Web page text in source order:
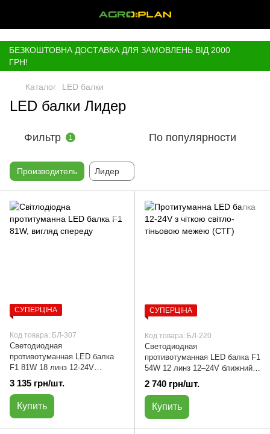
БЕЗКОШТОВНА ДОСТАВКА ДЛЯ ЗАМОВЛЕНЬ ВІД 2000
ГРН!
Каталог LED балки
LED балки Лидер
Фильтр 1 По популярности
Производитель Лидер
СУПЕРЦІНА
Код товара: БЛ-307
Светодиодная
противотуманная LED балка
F1 81W 18 линз 12-24V
ближний свет | БЛ-307
3 135 грн/шт.
Купить
СУПЕРЦІНА
Код товара: БЛ-220
Светодиодная
противотуманная LED балка F1
54W 12 линз 12–24V ближний
свет | БЛ-220
2 740 грн/шт.
Купить